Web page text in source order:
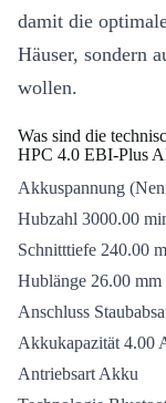
damit die
Häuser, sondern
wollen.
Was sind die
HPC 4.0 EBI-Plus
Akkuspannung
Hubzahl 3000.00
Schnitttiefe 240.00
Hublänge 26.00 mm
Anschluss
Akkukapazität 4.00
Antriebsart Akku